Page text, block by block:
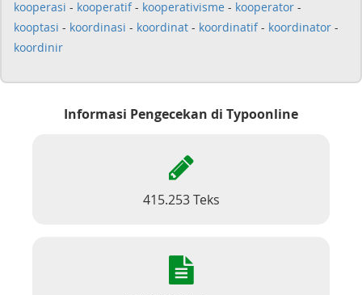
kooperasi - kooperatif- kooperativisme - kooperator -
kooptasi - koordinasi - koordinat - koordinatif- koordinator -
koordinir
Informasi Pengecekan di Typoonline
415.253 Teks